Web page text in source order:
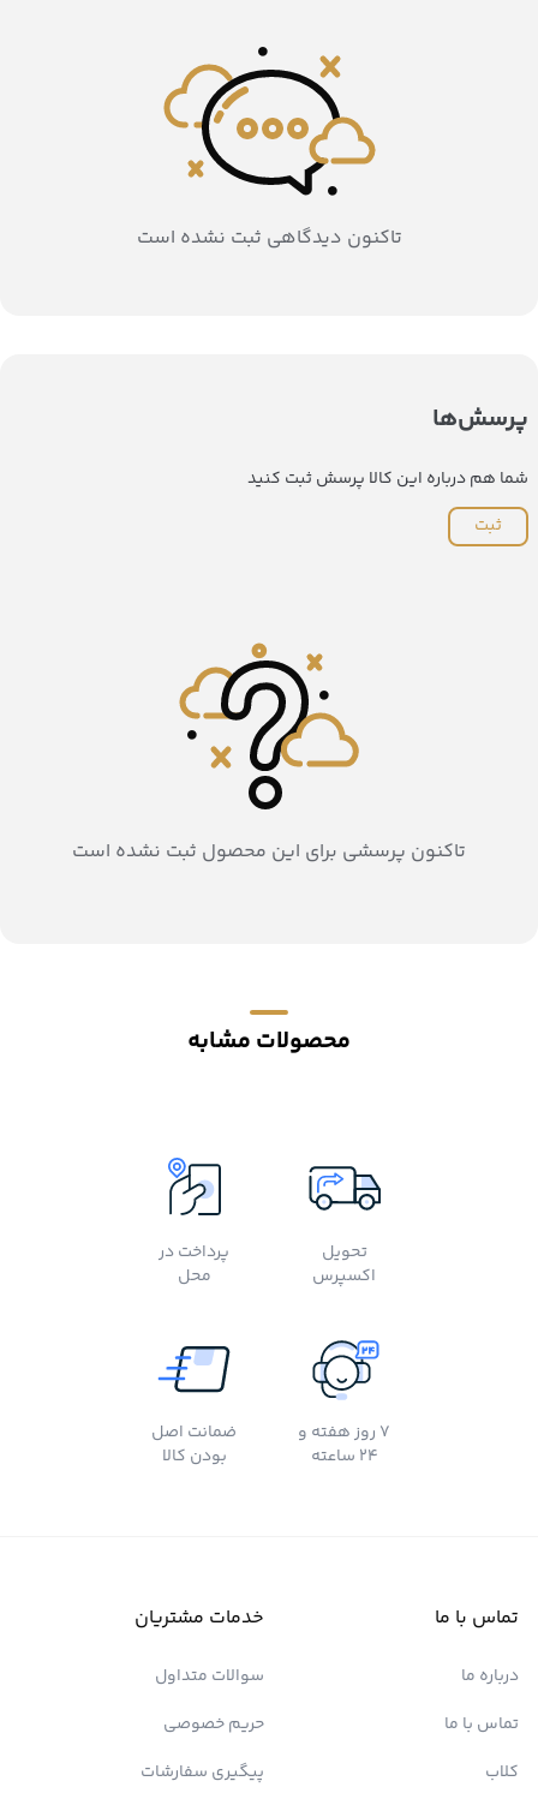
تاکنون دیدگاهی ثبت نشده است
پرسش‌ها
شما هم درباره این کالا پرسش ثبت کنید
ثبت
تاکنون پرسشی برای این محصول ثبت نشده است
محصولات مشابه
تحویل
اکسپرس
پرداخت در
محل
7 روز هفته و
24 ساعته
ضمانت اصل
بودن کالا
تماس با ما
درباره ما
تماس با ما
کلاب
خدمات مشتریان
سوالات متداول
حریم خصوصی
پیگیری سفارشات